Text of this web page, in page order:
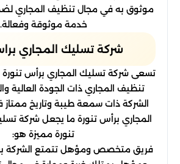
موثوق به في مجال تنظيف المجاري
خدمة موثوقة وفعالة.
شركة تسليك المجاري
تسعى شركة تسليك المجاري برأس
تنظيف المجاري ذات الجودة العالية
الشركة ذات سمعة طيبة وتاريخ
المجاري برأس تنورة ما يجعل شركة
تنورة مميزة هو:
فريق متخصص ومؤهل تتمتع الشركة